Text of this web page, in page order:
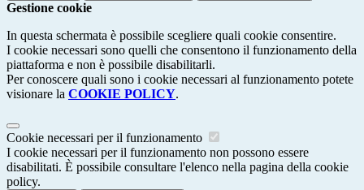
Gestione cookie
In questa schermata è possibile scegliere quali cookie consentire.
I cookie necessari sono quelli che consentono il funzionamento della
piattaforma e non è possibile disabilitarli.
Per conoscere quali sono i cookie necessari al funzionamento potete
visionare la COOKIE POLICY.
Cookie necessari per il funzionamento
I cookie necessari per il funzionamento non possono essere
disabilitati. È possibile consultare l'elenco nella pagina della cookie
policy.